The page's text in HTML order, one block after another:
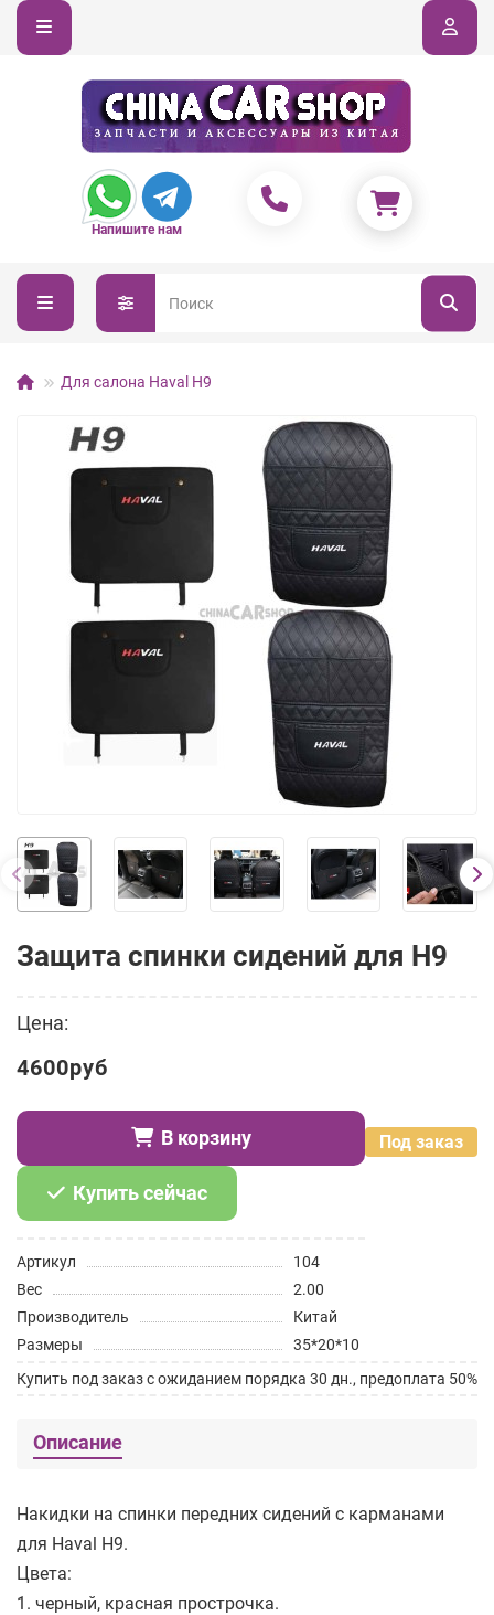
Напишите нам
Для салона Haval H9
Защита спинки сидений для H9
Цена:
4600руб
Под заказ
В корзину
Купить сейчас
Артикул
104
Вес
2.00
Производитель
Китай
Размеры
35*20*10
Купить под заказ с ожиданием порядка 30 дн., предоплата 50%
Описание
Накидки на спинки передних сидений с карманами
для Haval H9.
Цвета:
1. черный, красная прострочка.